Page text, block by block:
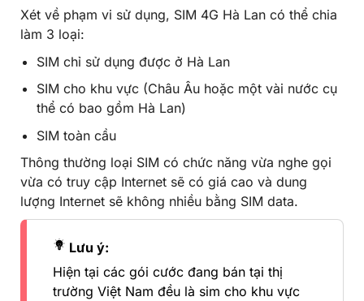
Xét về phạm vi sử dụng, SIM 4G Hà Lan có thể chia
làm 3 loại:
SIM chỉ sử dụng được ở Hà Lan
SIM cho khu vực (Châu Âu hoặc một vài nước cụ
thể có bao gồm Hà Lan)
SIM toàn cầu
Thông thường loại SIM có chức năng vừa nghe gọi
vừa có truy cập Internet sẽ có giá cao và dung
lượng Internet sẽ không nhiều bằng SIM data.
Lưu ý:
Hiện tại các gói cước đang bán tại thị
trường Việt Nam đều là sim cho khu vực